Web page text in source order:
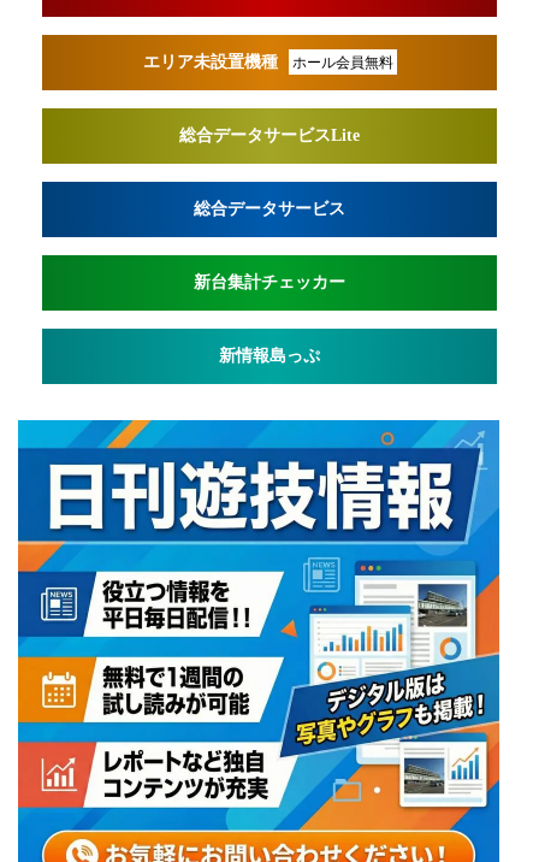
エリア未設置機種 ホール会員無料
総合データサービスLite
総合データサービス
新台集計チェッカー
新情報島っぷ